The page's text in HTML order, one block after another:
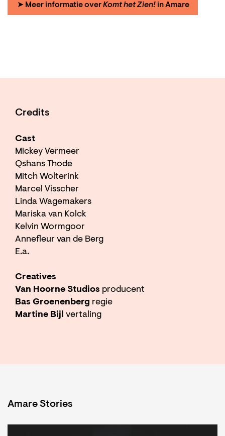
➤ Meer informatie overKomt het Zien!in Amare
Credits
Cast
Mickey Vermeer
Qshans Thode
Mitch Wolterink
Marcel Visscher
Linda Wagemakers
Mariska van Kolck
Kelvin Wormgoor
Annefleur van de Berg
E.a.
Creatives
Van Hoorne Studios producent
Bas Groenenberg regie
Martine Bijl vertaling
Amare Stories